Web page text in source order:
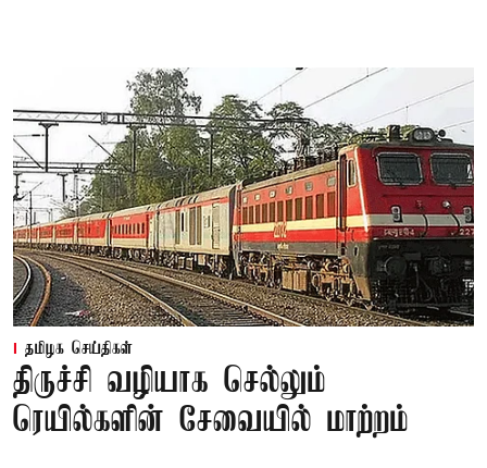
தமிழக செய்திகள்
திருச்சி வழியாக செல்லும்
ரெயில்களின் சேவையில் மாற்றம்